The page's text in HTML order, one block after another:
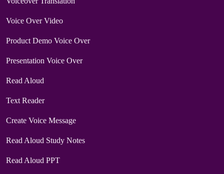
Voice Over Video
Product Demo Voice Over
Presentation Voice Over
Read Aloud
Text Reader
Create Voice Message
Read Aloud Study Notes
Read Aloud PPT